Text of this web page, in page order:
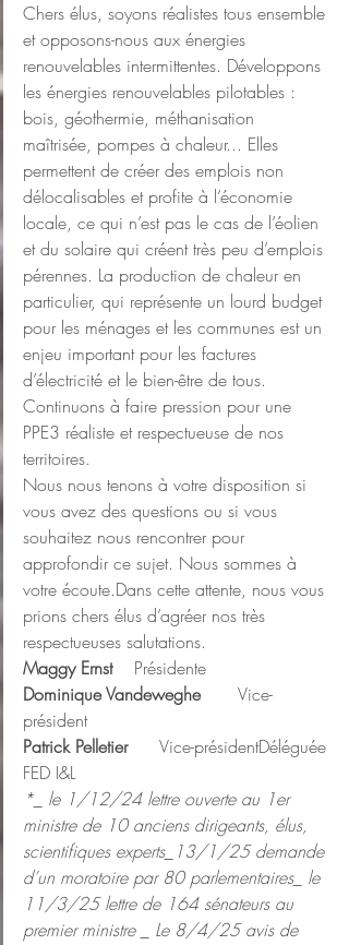
Chers élus, soyons réalistes tous ensemble
et opposons-nous aux énergies
renouvelables intermittentes. Développons
les énergies renouvelables pilotables :
bois, géothermie, méthanisation
maîtrisée, pompes à chaleur... Elles
permettent de créer des emplois non
délocalisables et profite à l’économie
locale, ce qui n’est pas le cas de l’éolien
et du solaire qui créent très peu d’emplois
pérennes. La production de chaleur en
particulier, qui représente un lourd budget
pour les ménages et les communes est un
enjeu important pour les factures
d’électricité et le bien-être de tous.
Continuons à faire pression pour une
PPE3 réaliste et respectueuse de nos
territoires.
Nous nous tenons à votre disposition si
vous avez des questions ou si vous
souhaitez nous rencontrer pour
approfondir ce sujet. Nous sommes à
votre écoute.Dans cette attente, nous vous
prions chers élus d’agréer nos très
respectueuses salutations.
Maggy Ernst
    Présidente
Dominique Vandeweghe Vice-
président
Patrick Pelletier Vice-présidentDéléguée
FED I&L
*_ le 1/12/24 lettre ouverte au 1er
ministre de 10 anciens dirigeants, élus,
scientifiques experts_13/1/25 demande
d’un moratoire par 80 parlementaires_ le
11/3/25 lettre de 164 sénateurs au
premier ministre _ Le 8/4/25 avis de